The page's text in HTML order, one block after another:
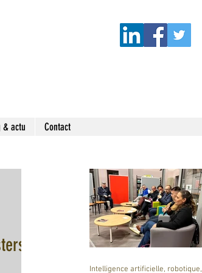
& actu Contact
Intelligence artificielle, robotique,